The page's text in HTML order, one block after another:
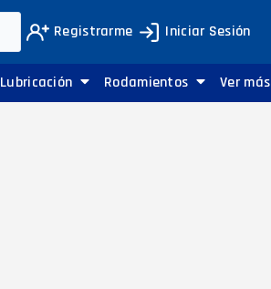
Registrarme Iniciar Sesión
Lubricación Rodamientos Ver más